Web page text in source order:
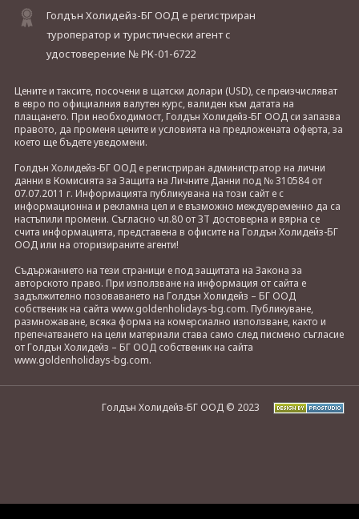
Голдън Холидейз-БГ ООД е регистриран
туроператор и туристически агент с
удостоверение № РК-01-6722
Цените и таксите, посочени в щатски долари (USD), се преизчисляват
в евро по официалния валутен курс, валиден към датата на
плащането. При необходимост, Голдън Холидейз-БГ ООД си запазва
правото, да променя цените и условията на предложената оферта, за
което ще бъдете уведомени.
Голдън Холидейз-БГ ООД е регистриран администратор на лични
данни в Комисията за Защита на Личните Данни под № 310584 от
07.07.2011 г. Информацията публикувана на този сайт е с
информационна и рекламна цел и е възможно междувременно да са
настъпили промени. Съгласно чл.80 от ЗТ достоверна и вярна се
счита информацията, представена в офисите на Голдън Холидейз-БГ
ООД или на оторизираните агенти!
Съдържанието на тези страници е под защитата на Закона за
авторското право. При използване на информация от сайта е
задължително позоваването на Голдън Холидейз – БГ ООД
собственик на сайта www.goldenholidays-bg.com. Публикуване,
размножаване, всяка форма на комерсиално използване, както и
препечатването на цели материали става само след писмено съгласие
от Голдън Холидейз – БГ ООД собственик на сайта
www.goldenholidays-bg.com.
Голдън Холидейз-БГ ООД © 2023